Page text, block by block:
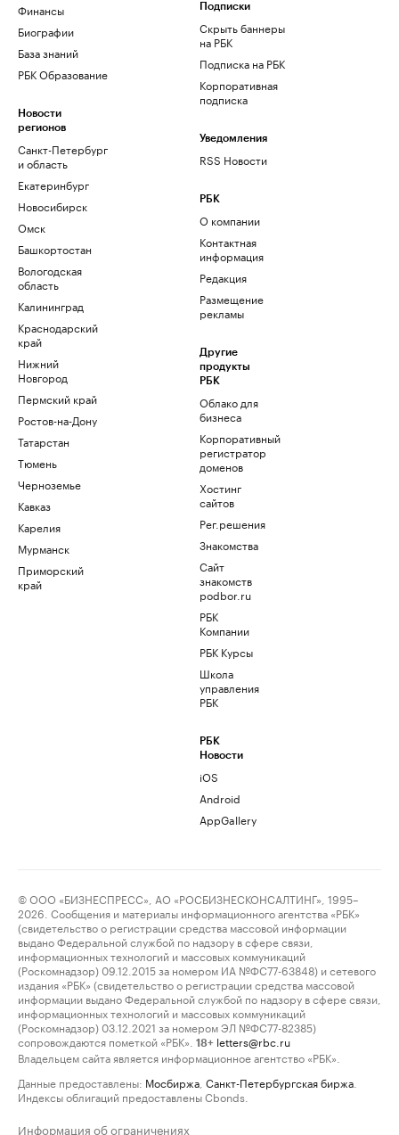
Финансы
Биографии
База знаний
РБК Образование
Новости
регионов
Санкт-Петербург
и область
Екатеринбург
Новосибирск
Омск
Башкортостан
Вологодская
область
Калининград
Краснодарский
край
Нижний
Новгород
Пермский край
Ростов-на-Дону
Татарстан
Тюмень
Черноземье
Кавказ
Карелия
Мурманск
Приморский
край
Подписки
Скрыть баннеры
на РБК
Подписка на РБК
Корпоративная
подписка
Уведомления
RSS Новости
РБК
О компании
Контактная
информация
Редакция
Размещение
рекламы
Другие
продукты
РБК
Облако для
бизнеса
Корпоративный
регистратор
доменов
Хостинг
сайтов
Рег.решения
Знакомства
Сайт
знакомств
podbor.ru
РБК
Компании
РБК Курсы
Школа
управления
РБК
РБК
Новости
iOS
Android
AppGallery
© ООО «БИЗНЕСПРЕСС», АО «РОСБИЗНЕСКОНСАЛТИНГ», 1995–
2026. Сообщения и материалы информационного агентства «РБК»
(свидетельство о регистрации средства массовой информации
выдано Федеральной службой по надзору в сфере связи,
информационных технологий и массовых коммуникаций
(Роскомнадзор) 09.12.2015 за номером ИА №ФС77-63848) и сетевого
издания «РБК» (свидетельство о регистрации средства массовой
информации выдано Федеральной службой по надзору в сфере связи,
информационных технологий и массовых коммуникаций
(Роскомнадзор) 03.12.2021 за номером ЭЛ №ФС77-82385)
сопровождаются пометкой «РБК».
18+ letters@rbc.ru
Владельцем сайта является информационное агентство «РБК».
Данные предоставлены: Мосбиржа Санкт-Петербургская биржа
Индексы облигаций предоставлены Cbonds.
Информация об ограничениях